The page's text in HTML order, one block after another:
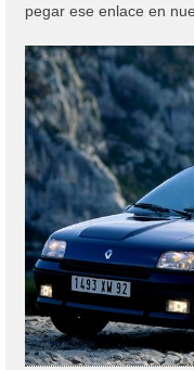
pegar ese enlace en